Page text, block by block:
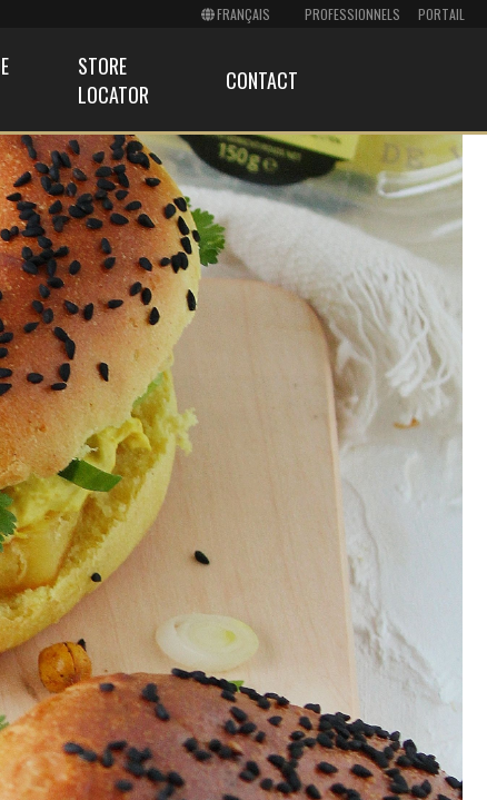
PROFESSIONNELS PORTAIL
STORE
LOCATOR
CONTACT